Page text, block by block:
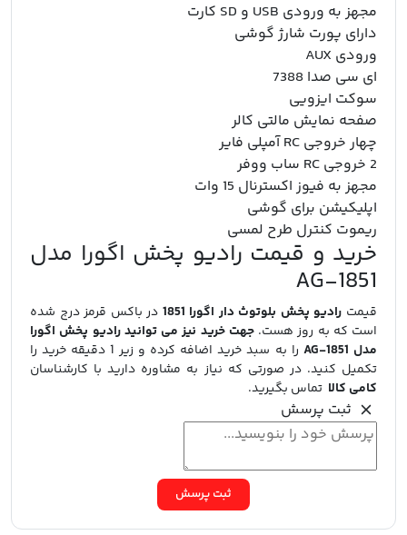
مجهز به ورودی USB و SD کارت
دارای پورت شارژ گوشی
ورودی AUX
ای سی صدا 7388
سوکت ایزویی
صفحه نمایش مالتی کالر
چهار خروجی RC آمپلی فایر
2 خروجی RC ساب ووفر
مجهز به فیوز اکسترنال 15 وات
اپلیکیشن برای گوشی
ریموت کنترل طرح لمسی
خرید و قیمت رادیو پخش اگورا مدل
AG-1851
قیمت رادیو پخش بلوتوث دار اگورا 1851
در باکس قرمز درج شده
است که به روز هست.جهت خرید نیز می توانید رادیو پخش اگورا
مدل AG-1851
را به سبد خرید اضافه کرده و زیر 1 دقیقه خرید را
تکمیل کنید. در صورتی که نیاز به مشاوره دارید با کارشناسان
کامی کالا تماس بگیرید.
ثبت پرسش
ثبت پرسش